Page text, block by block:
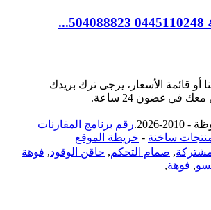
أو قائمة الأسعار، يرجى ترك بريدك
في غضون 24 ساعة.
2026.
رقم برنامج المقارنات
ساخنة - خريطة الموقع
, صمام التحكم, حاقن الوقود, فوهة
, فوهة,